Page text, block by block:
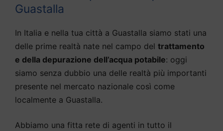
Guastalla
In Italia e nella tua città a Guastalla siamo stati una
delle prime realtà nate nel campo del trattamento
e della depurazione dell’acqua potabile: oggi
siamo senza dubbio una delle realtà più importanti
presente nel mercato nazionale così come
localmente a Guastalla.
Abbiamo una fitta rete di agenti in tutto il